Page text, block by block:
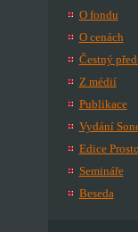
O fondu
O cenách
Čestný
Z médií
Publikace
Vydání
Edice
Semináře
Beseda